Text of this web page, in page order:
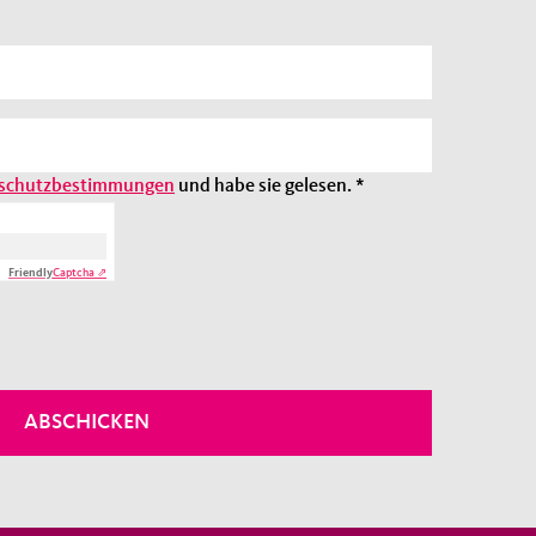
und habe sie gelesen.*
FriendlyCaptcha ⇗
ABSCHICKEN